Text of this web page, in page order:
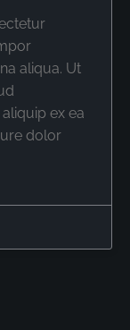
aliqua. Ut
ex ea
dolor